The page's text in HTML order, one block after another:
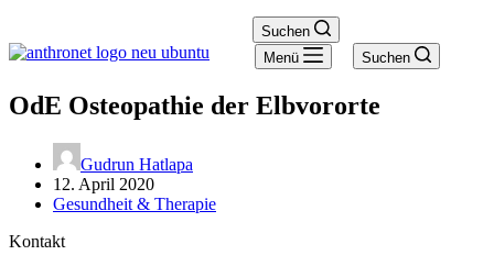
Suchen
Menü
Suchen
OdE Osteopathie der Elbvororte
Gudrun Hatlapa
12. April 2020
Gesundheit & Therapie
Kontakt